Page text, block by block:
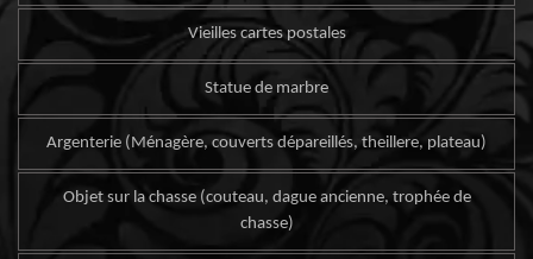
Vieilles cartes postales
Statue de marbre
Argenterie (Ménagère, couverts dépareillés, theillere, plateau)
Objet sur la chasse (couteau, dague ancienne, trophée de
chasse)